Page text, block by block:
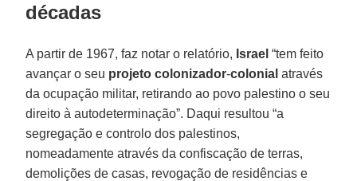
décadas
A partir de 1967, faz notar o relatório, Israel “tem feito
avançar o seu projeto colonizador-colonial através
da ocupação militar, retirando ao povo palestino o seu
direito à autodeterminação”. Daqui resultou “a
segregação e controlo dos palestinos,
nomeadamente através da confiscação de terras,
demolições de casas, revogação de residências e